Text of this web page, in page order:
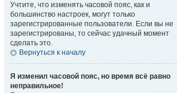
Учтите, что изменять часовой пояс, как и
большинство настроек, могут только
зарегистрированные пользователи. Если вы не
зарегистрированы, то сейчас удачный момент
сделать это.
Вернуться к началу
Я изменил часовой пояс, но время всё равно
неправильное!